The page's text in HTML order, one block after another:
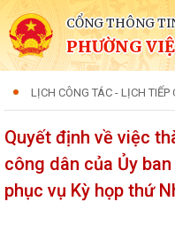
CỔNG THÔNG
PHƯỜNG
LỊCH CÔNG TÁC - LỊCH TIẾP
Quyết định về việc
công dân của Ủy
phục vụ Kỳ họp thứ